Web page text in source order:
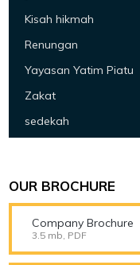
Kisah hikmah
Renungan
Yayasan Yatim Piatu
Zakat
sedekah
OUR BROCHURE
Company Brochure
3.5 mb, PDF